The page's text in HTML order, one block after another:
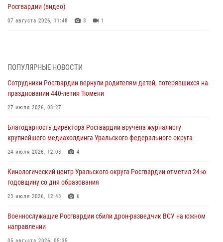
Росгвардии (видео)
07 августа 2026, 11:48 3 1
07 августа 2026, 10:57 5
Память военнослужащих, погибших в разные годы при исполнении
воинского долга, почтили в кинологическом центре Уральского
округа Росгвардии
Росгвардейцы в Тюменской области знакомят детей со своей
службой и напоминают о мерах безопасности
Росгвардейцы приняли участие в фотопроекте «Прогуляемся по
Тюменской области» в рамках акции «Храним огонь Победы»
Росгвардейцы в Тюменской области почтили память генерала
армии Ивана Кирилловича Яковлева
ПОПУЛЯРНЫЕ НОВОСТИ
Сотрудники Росгвардии вернули родителям детей, потерявшихся на
праздновании 440-летия Тюмени
27 июля 2026, 08:27
Благодарность директора Росгвардии вручена журналисту
крупнейшего медиахолдинга Уральского федерального округа
24 июля 2026, 12:03 4
Кинологический центр Уральского округа Росгвардии отметил 24-ю
годовщину со дня образования
23 июля 2026, 12:43 6
Военнослужащие Росгвардии сбили дрон-разведчик ВСУ на южном
направлении